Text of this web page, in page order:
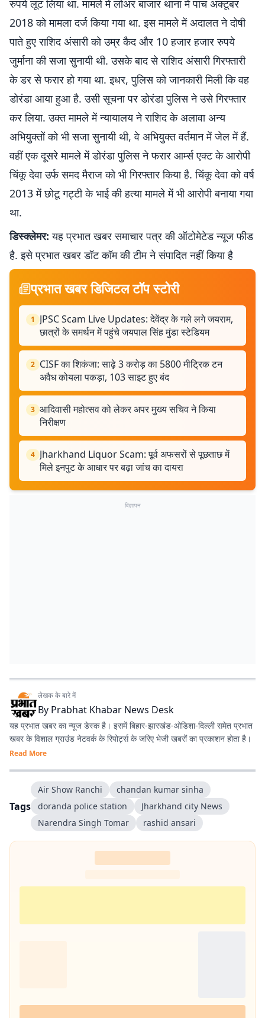
रुपये लूट लिया था. मामले में लोअर बाजार थाना में पांच अक्टूबर
2018 को मामला दर्ज किया गया था. इस मामले में अदालत ने दोषी
पाते हुए राशिद अंसारी को उम्र कैद और 10 हजार हजार रुपये
जुर्माना की सजा सुनायी थी. उसके बाद से राशिद अंसारी गिरफ्तारी
के डर से फरार हो गया था. इधर, पुलिस को जानकारी मिली कि वह
डोरंडा आया हुआ है. उसी सूचना पर डोरंडा पुलिस ने उसे गिरफ्तार
कर लिया. उक्त मामले में न्यायालय ने राशिद के अलावा अन्य
अभियुक्तों को भी सजा सुनायी थी, वे अभियुक्त वर्तमान में जेल में हैं.
वहीं एक दूसरे मामले में डोरंडा पुलिस ने फरार आर्म्स एक्ट के आरोपी
चिंकू देवा उर्फ समद मैराज को भी गिरफ्तार किया है. चिंकू देवा को वर्ष
2013 में छोटू गट्टी के भाई की हत्या मामले में भी आरोपी बनाया गया
था.
डिस्क्लेमर: यह प्रभात खबर समाचार पत्र की ऑटोमेटेड न्यूज फीड
है. इसे प्रभात खबर डॉट कॉम की टीम ने संपादित नहीं किया है
प्रभात खबर डिजिटल टॉप स्टोरी
1
JPSC Scam Live Updates: देवेंद्र के गले लगे जयराम,
छात्रों के समर्थन में पहुंचे जयपाल सिंह मुंडा स्टेडियम
2 CISF का शिकंजा: साढ़े 3 करोड़ का 5800 मीट्रिक टन
अवैध कोयला पकड़ा, 103 साइट हुए बंद
3 आदिवासी महोत्सव को लेकर अपर मुख्य सचिव ने किया
निरीक्षण
4 Jharkhand Liquor Scam: पूर्व अफसरों से पूछताछ में
मिले इनपुट के आधार पर बढ़ा जांच का दायरा
विज्ञापन
लेखक के बारे में
By Prabhat Khabar News Desk
यह प्रभात खबर का न्यूज डेस्क है। इसमें बिहार-झारखंड-ओडिशा-दिल्‍ली समेत प्रभात
खबर के विशाल ग्राउंड नेटवर्क के रिपोर्ट्स के जरिए भेजी खबरों का प्रकाशन होता है।
Read More
Tags
Air Show Ranchi
chandan kumar sinha
doranda police station
Jharkhand city News
Narendra Singh Tomar
rashid ansari